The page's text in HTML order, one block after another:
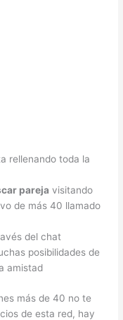
rellenando toda la
pareja visitando
de más 40 llamado
del chat
posibilidades de
amistad
más de 40 no te
de esta red, hay